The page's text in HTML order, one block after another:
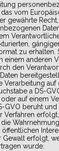
vom
gewährte
zu erhalten.
einem anderen
den
Verarbeitung auf
a DS-
auf einem
GVO beruht
Verfahren
Gewalt erfolgt,
wurde.